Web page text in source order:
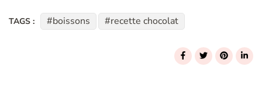
TAGS : boissons recette chocolat